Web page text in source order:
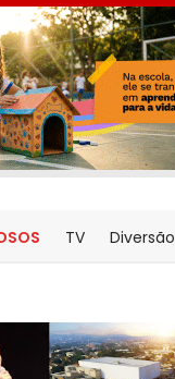
TV Diversão